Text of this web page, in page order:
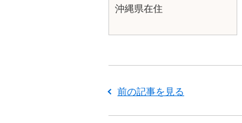
沖縄県在住
前の記事を見る